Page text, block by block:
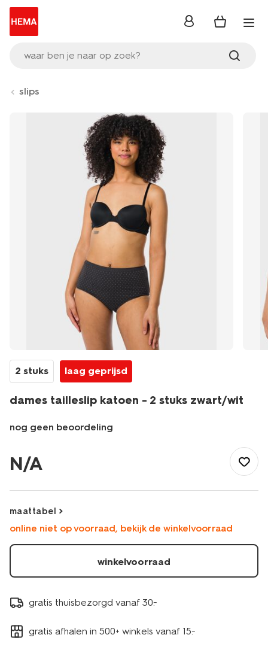
waar ben je naar op zoek?
inloggen
slips
2 stuks laag geprijsd
dames tailleslip katoen - 2 stuks zwart/wit
nog geen beoordeling
tailleslip-
katoen-
-2-
stuks-
19680906BLACKWHITE.html
N/A
maattabel
online niet op voorraad, bekijk de winkelvoorraad
winkelvoorraad
gratis thuisbezorgd vanaf 30.-
gratis afhalen in 500+ winkels vanaf 15.-